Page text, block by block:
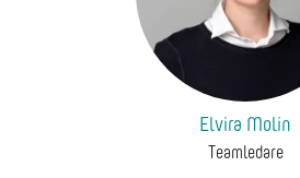
Elvira Molin
Teamledare